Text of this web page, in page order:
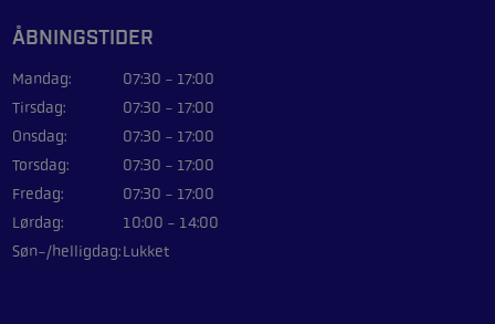
ÅBNINGSTIDER
Mandag:
07:30 - 17:00
Tirsdag:
07:30 - 17:00
Onsdag:
07:30 - 17:00
Torsdag:
07:30 - 17:00
Fredag:
07:30 - 17:00
Lørdag:
10:00 - 14:00
Søn-/helligdag:Lukket